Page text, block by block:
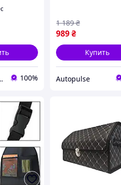
вашей техники 100%
989₴
1 189 ₴
Купить
Autopulse